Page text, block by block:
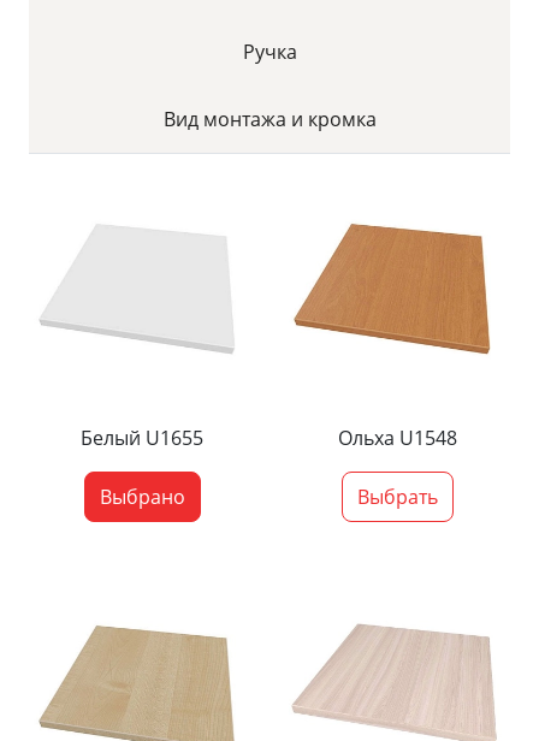
Ручка
Вид монтажа и кромка
Белый U1655
Выбрано
Ольха U1548
Выбрать